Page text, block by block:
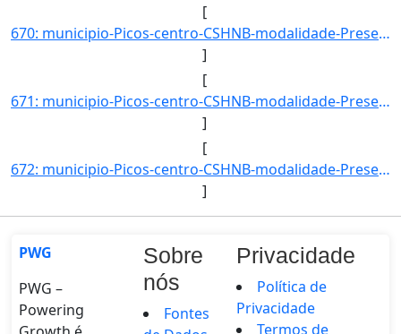
[
670: municipio-Picos-centro-CSHNB-modalidade-Presencial-convenio--selecao-SISU_COTA-cota-AA-4-sexo-F-uf-C]
]
[
671: municipio-Picos-centro-CSHNB-modalidade-Presencial-convenio--selecao-SISU_COTA-cota-AA-7-sexo-M-uf-C]
]
[
672: municipio-Picos-centro-CSHNB-modalidade-Presencial-convenio--selecao-SISU-cota-AC-sexo-M-uf-DF-ano_i]
]
PWG
PWG –
Powering
Sobre
nós
Fontes
Privacidade
Política de
Privacidade
Termos de